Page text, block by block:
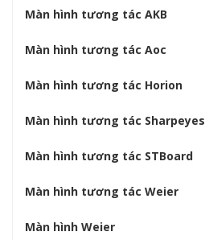
Màn hình tương tác AKB
Màn hình tương tác Aoc
Màn hình tương tác Horion
Màn hình tương tác Sharpeyes
Màn hình tương tác STBoard
Màn hình tương tác Weier
Màn hình Weier